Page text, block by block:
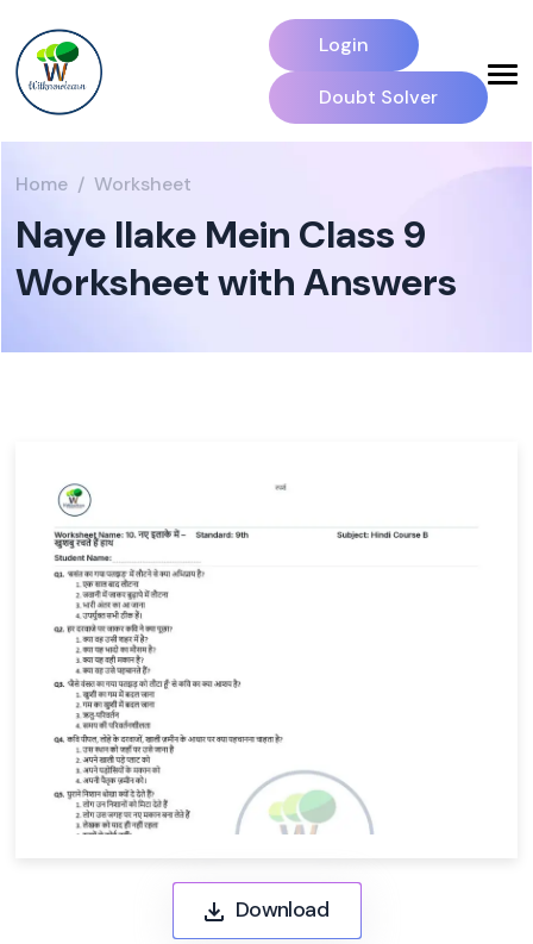
Login
Doubt Solver
Home Worksheet
Naye Ilake Mein Class 9
Worksheet with Answers
Download